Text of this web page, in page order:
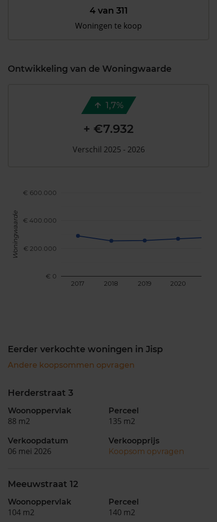
4 van 311
Woningen te koop
Ontwikkeling van de Woningwaarde
2017 2018 2019 2020
€ 0
€ 200.000
€ 400.000
€ 600.000
Woningwaarde
1,7%
+ €7.932
Verschil 2025 - 2026
Eerder verkochte woningen in Jisp
Andere koopsommen opvragen
Herderstraat 3
Woonoppervlak
88 m2
Perceel
135 m2
Verkoopdatum
06 mei 2026
Verkoopprijs
Koopsom opvragen
Meeuwstraat 12
Woonoppervlak
104 m2
Perceel
140 m2